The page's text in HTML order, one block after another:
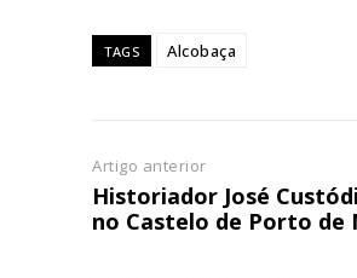
TAGS Alcobaça
Artigo anterior
Historiador José
no Castelo de Porto de